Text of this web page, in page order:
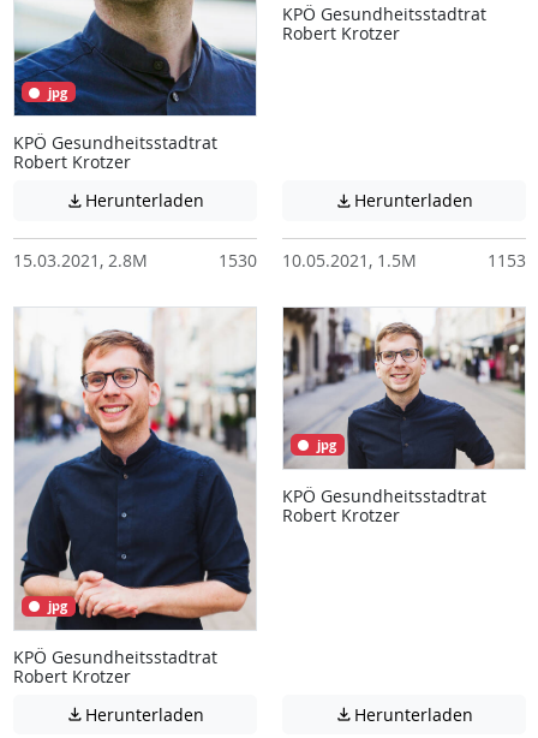
jpg
KPÖ Gesundheitsstadtrat
Robert Krotzer
 Herunterladen Achtung: Diese Datei enthält unter
15.03.2021, 2.8M 1530
KPÖ Gesundheitsstadtrat
Robert Krotzer
 Herunterladen
10.05.2021, 1.5M 1153
jpg
KPÖ Gesundheitsstadtrat
Robert Krotzer
 Herunterladen Achtung: Diese Datei enthält unter
jpg
KPÖ Gesundheitsstadtrat
Robert Krotzer
 Herunterladen